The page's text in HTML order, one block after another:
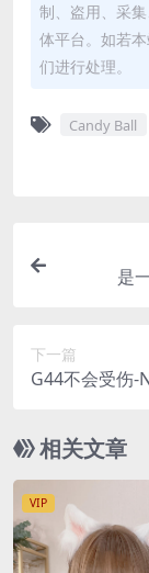
制、盗用、采
体平台。如若
们进行处理。
Candy Ball
是
下一篇
G44不会受伤-
相关文章
VIP